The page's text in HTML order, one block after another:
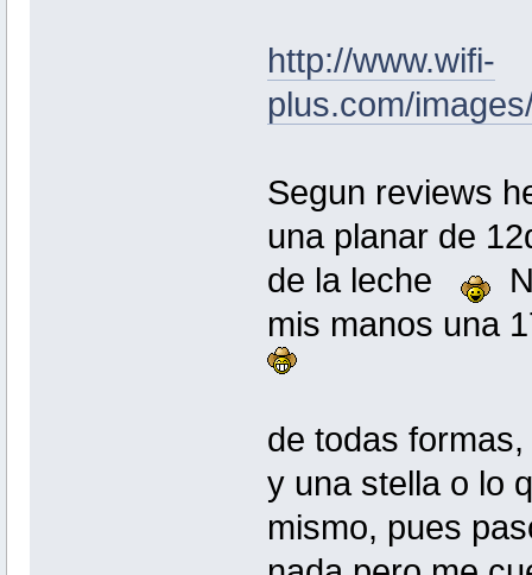
http://www.wifi-
plus.com/
Segun reviews
una planar de
de la leche
mis manos una
de todas
y una stella o lo
mismo, pues